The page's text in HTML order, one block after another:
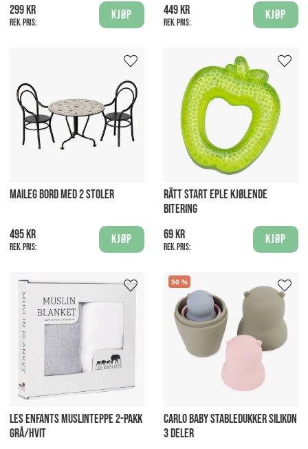
299 kr
Rek. pris:
Kjøp
449 kr
Rek. pris:
Kjøp
MAILEG BORD MED 2 STOLER
495 kr
Rek. pris:
Kjøp
RÄTT START EPLE KJØLENDE
BITERING
69 kr
Rek. pris:
Kjøp
LES ENFANTS MUSLINTEPPE 2-PAKK
GRÅ/HVIT
50
CARLO BABY STABLEDUKKER SILIKON
3 DELER